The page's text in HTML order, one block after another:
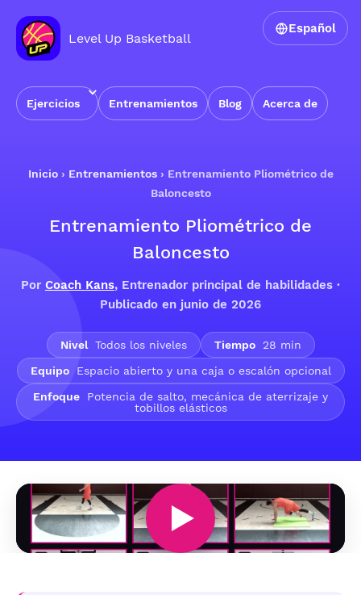
Level Up Basketball
Ejercicios Entrenamientos Blog Acerca de
Español
Inicio› Entrenamientos› Entrenamiento Pliométrico de
Baloncesto
Entrenamiento Pliométrico de
Baloncesto
Por Coach Kans, Entrenador principal de habilidades ·
Publicado en junio de 2026
Nivel Todos los niveles Tiempo
28 min
Equipo
Espacio abierto y una caja o escalón opcional
Enfoque
Potencia de salto, mecánica de aterrizaje y
tobillos elásticos